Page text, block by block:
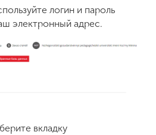
логин и пароль
электронный адрес.
вкладку